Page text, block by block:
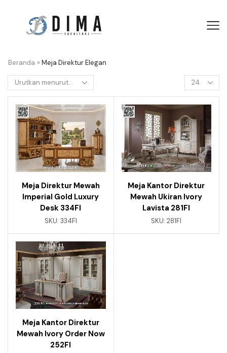
Beranda » Meja Direktur Elegan
Meja Direktur Mewah
Imperial Gold Luxury
Desk 334FI
SKU: 334FI
Meja Kantor Direktur
Mewah Ukiran Ivory
Lavista 281FI
SKU:281FI
Meja Kantor Direktur
Mewah Ivory Order Now
252FI